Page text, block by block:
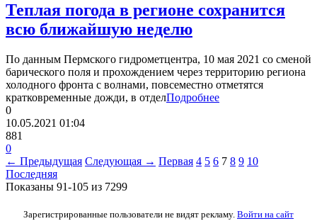
Теплая погода в регионе сохранится
всю ближайшую неделю
По данным Пермского гидрометцентра, 10 мая 2021 со сменой
барического поля и прохождением через территорию региона
холодного фронта с волнами, повсеместно отметятся
кратковременные дожди, в отделПодробнее
0
10.05.2021 01:04
881
0
← Предыдущая Следующая → Первая 4 5 6 7 8 9 10
Последняя
Показаны 91-105 из 7299
Зарегистрированные пользователи не видят рекламу. Войти на сайт